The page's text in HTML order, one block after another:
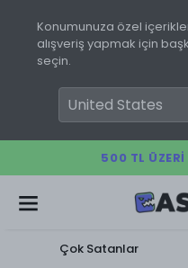
Konumunuza özel
alışveriş yapmak için
seçin.
500 TL ÜZERI
Çok Satanlar